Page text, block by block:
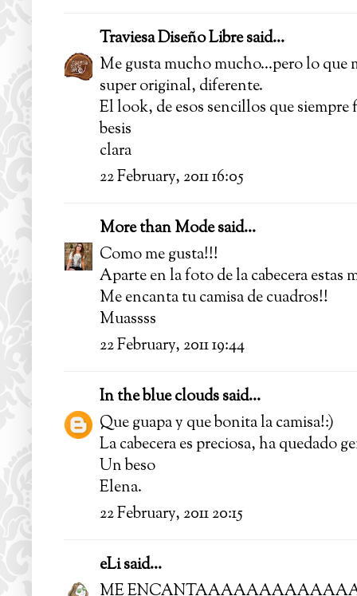
Traviesa Diseño Libresaid...
Me gusta mucho mucho...pero lo que
super original, diferente.
El look, de esos sencillos que
besis
clara
22 February, 2011 16:05
More than Modesaid...
Como me gusta!!!
Aparte en la foto de la cabecera estas
Me encanta tu camisa de cuadros!!
Muassss
22 February, 2011 19:44
In the blue cloudssaid...
Que guapa y que bonita la camisa!:)
La cabecera es preciosa, ha quedado
Un beso
Elena.
22 February, 2011 20:15
eLisaid...